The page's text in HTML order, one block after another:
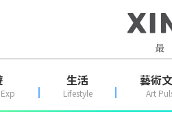
生活
Lifestyle
藝術
Art